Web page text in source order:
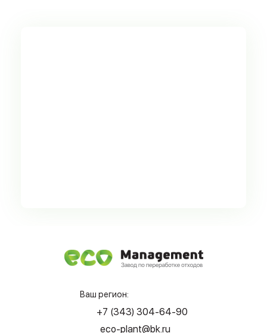
Ваш регион:
+7 (343) 304-64-90
eco-plant@bk.ru